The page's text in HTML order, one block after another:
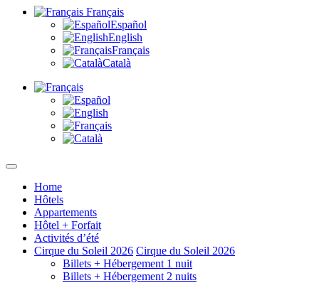
Français
Español
English
Français
Català
Home
Hôtels
Appartements
Hôtel + Forfait
Activités d’été
Cirque du Soleil 2026 Cirque du Soleil 2026
Billets + Hébergement 1 nuit
Billets + Hébergement 2 nuits